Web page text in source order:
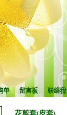
单 留言板 联络